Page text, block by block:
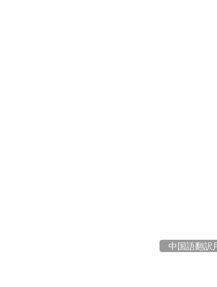
中国語翻訳